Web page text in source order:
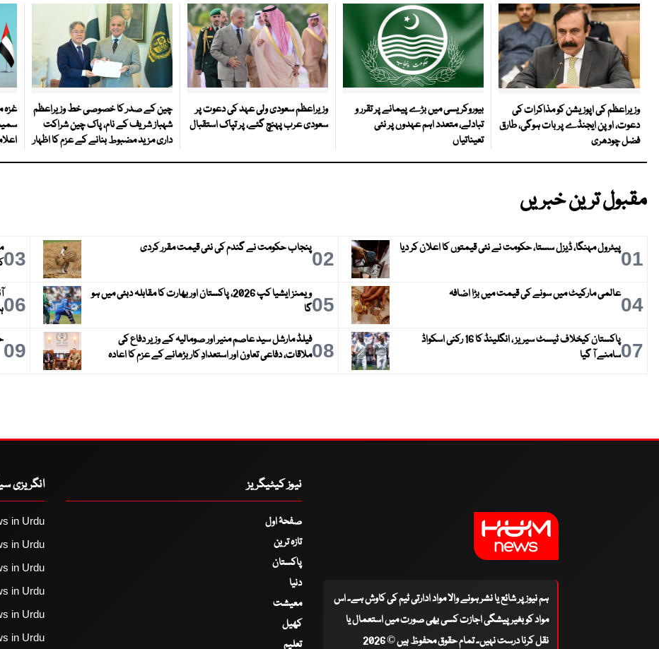
وزیراعظم کی اپوزیشن کو مذاکرات کی
دعوت، اوپن ایجنڈے پر بات ہوگی، طارق
فضل چودھری
بیوروکریسی میں بڑے پیمانے پر تقرر و
تبادلے، متعدد اہم عہدوں پر نئی
تعیناتیاں
وزیراعظم سعودی ولی عہد کی دعوت پر
سعودی عرب پہنچ گئے، پر تپاک استقبال
چین کے صدر کا خصوصی خط وزیراعظم
شہباز شریف کے نام، پاک چین شراکت
داری مزید مضبوط بنانے کے عزم کا اظہار
غزہ
مقبول ترین خبریں
01پیٹرول مہنگا، ڈیزل سستا، حکومت نے نئی قیمتوں کا اعلان کر دیا 02پنجاب حکومت نے گندم کی نئی قیمت مقرر کردی 03
04عالمی مارکیٹ میں سونے کی قیمت میں بڑا اضافہ 05
ویمنز ایشیا کپ 2026، پاکستان اور بھارت کا مقابلہ دبئی میں ہو
گا
06
07
پاکستان کیخلاف ٹیسٹ سیریز ، انگلینڈ کا 16 رکنی اسکواڈ
سامنے آ گیا
08فیلڈ مارشل سید عاصم منیر اور صومالیہ کے وزیر دفاع کی
ملاقات، دفاعی تعاون اور استعدادِ کار بڑھانے کے عزم کا اعادہ
09
ہم نیوز پر شائع یا نشر ہونے والا مواد ادارتی ٹیم کی کاوش ہے۔ اس
مواد کو بغیر پیشگی اجازت کسی بھی صورت میں استعمال یا
نقل کرنا درست نہیں۔ تمام حقوق محفوظ ہیں © 2026
نیوز کیٹیگریز
صفحۂ اول
تازہ ترین
پاکستان
دنیا
معیشت
کھیل
تعلیم
انگریزی
in Urdu
in Urdu
in Urdu
in Urdu
in Urdu
in Urdu